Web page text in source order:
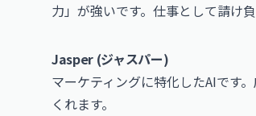
力」が強いです。仕事として請け
Jasper (ジャスパー)
マーケティングに特化したAIです
くれます。